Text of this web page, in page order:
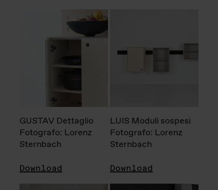
GUSTAV Dettaglio
Fotografo: Lorenz
Sternbach
Download
LUIS Moduli sospesi
Fotografo: Lorenz
Sternbach
Download